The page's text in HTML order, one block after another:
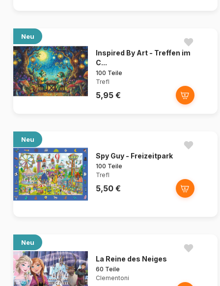
Neu
Inspired By Art - Treffen im
C...
100 Teile
Trefl
5,95 €
Neu
Spy Guy - Freizeitpark
100 Teile
Trefl
5,50 €
Neu
La Reine des Neiges
60 Teile
Clementoni